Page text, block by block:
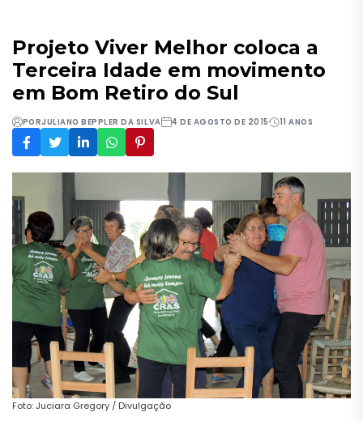
Projeto Viver Melhor coloca a
Terceira Idade em movimento
em Bom Retiro do Sul
PORJULIANO BEPPLER DA SILVA 4 DE AGOSTO DE 2015 11 ANOS
Foto: Juciara Gregory / Divulgação